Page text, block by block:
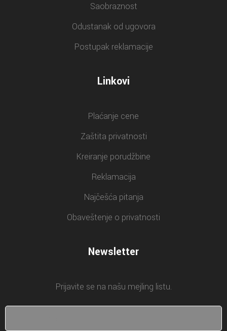
Saobraznost
Odustanak od ugovora
Postupak reklamacije
Linkovi
Plaćanje cene
Zaštita privatnosti
Kreiranje porudžbine
Reklamacija
Najčešća pitanja
Obaveštenje o privatnosti
Newsletter
Prijavite se na našu mejling listu.